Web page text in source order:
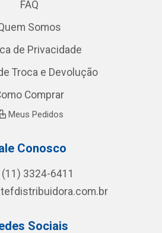
FAQ
Somos
de Privacidade
Troca e Devolução
Comprar
Meus Pedidos
Conosco
(11) 3324-6411
Sociais